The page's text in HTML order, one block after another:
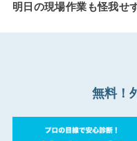
明日の現場作業も怪我せ
無料！